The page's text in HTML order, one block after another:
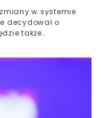
w systemie
decydował o
także
i
chce, by
odwoływaniu